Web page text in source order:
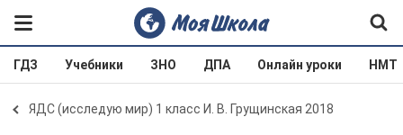
ГДЗ Учебники ЗНО ДПА Онлайн уроки НМТ
ЯДС (исследую мир) 1 класс И. В. Грущинская 2018